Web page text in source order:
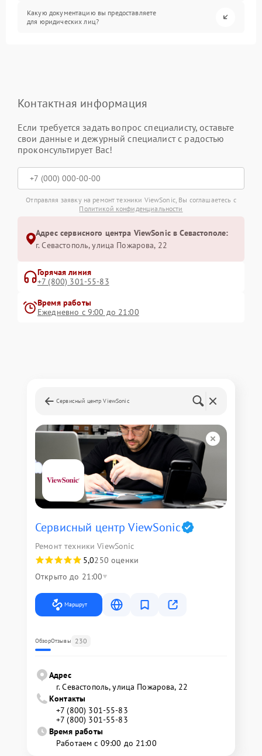
Какую документацию вы предоставляете
для юридических лиц?
Контактная информация
Если требуется задать вопрос специалисту, оставьте
свои данные и дежурный специалист с радостью
проконсультирует Вас!
Отправляя заявку на ремонт техники ViewSonic, Вы соглашаетесь с
Политикой конфиденциальности
Адрес сервисного центра ViewSonic в Севастополе:
г. Севастополь, улица Пожарова, 22
Горячая линия
+7 (800) 301-55-83
Время работы
Ежедневно с 9:00 до 21:00
Сервисный центр ViewSonic
Сервисный центр ViewSonic
Ремонт техники ViewSonic
5,0250 оценки
Открыто до 21:00
Маршрут
ОбзорОтзывы 230
Адрес
г. Севастополь, улица Пожарова, 22
Контакты
+7 (800) 301-55-83
+7 (800) 301-55-83
Время работы
Работаем с 09:00 до 21:00